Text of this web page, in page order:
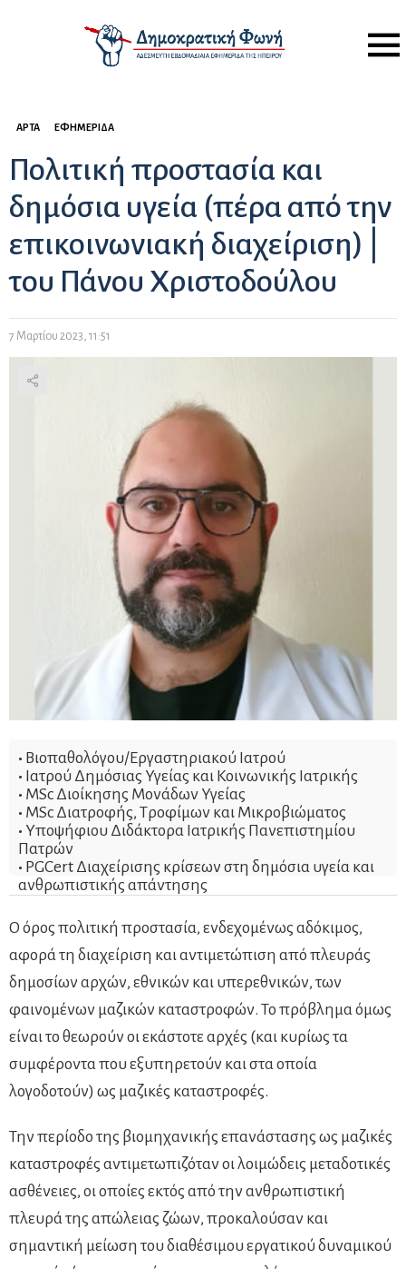
Menu
ΆΡΤΑ ΕΦΗΜΕΡΊΔΑ
Πολιτική προστασία και
δημόσια υγεία (πέρα από την
επικοινωνιακή διαχείριση) |
του Πάνου Χριστοδούλου
7 Μαρτίου 2023, 11:51
• Βιοπαθολόγου/Εργαστηριακού Ιατρού
• Ιατρού Δημόσιας Υγείας και Κοινωνικής Ιατρικής
• MSc Διοίκησης Μονάδων Υγείας
• MSc Διατροφής, Τροφίμων και Μικροβιώματος
• Υποψήφιου Διδάκτορα Ιατρικής Πανεπιστημίου
Πατρών
• PGCert Διαχείρισης κρίσεων στη δημόσια υγεία και
ανθρωπιστικής απάντησης
Ο όρος πολιτική προστασία, ενδεχομένως αδόκιμος,
αφορά τη διαχείριση και αντιμετώπιση από πλευράς
δημοσίων αρχών, εθνικών και υπερεθνικών, των
φαινομένων μαζικών καταστροφών. Το πρόβλημα όμως
είναι το θεωρούν οι εκάστοτε αρχές (και κυρίως τα
συμφέροντα που εξυπηρετούν και στα οποία
λογοδοτούν) ως μαζικές καταστροφές.
Την περίοδο της βιομηχανικής επανάστασης ως μαζικές
καταστροφές αντιμετωπιζόταν οι λοιμώδεις μεταδοτικές
ασθένειες, οι οποίες εκτός από την ανθρωπιστική
πλευρά της απώλειας ζώων, προκαλούσαν και
σημαντική μείωση του διαθέσιμου εργατικού δυναμικού